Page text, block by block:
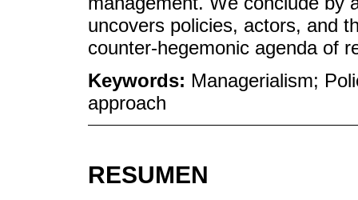
uncovers policies, actors, and
counter-hegemonic agenda of
Keywords: Managerialism;
approach
RESUMEN